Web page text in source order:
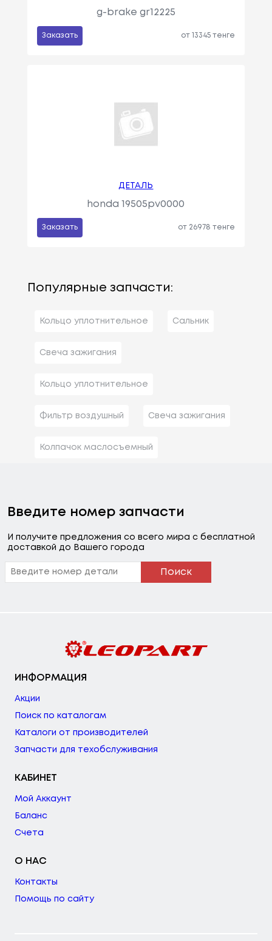
g-brake gr12225
Заказать от 13345 тенге
ДЕТАЛЬ
honda 19505pv0000
Заказать от 26978 тенге
Популярные запчасти:
Кольцо уплотнительное Сальник
Свеча зажигания
Кольцо уплотнительное
Фильтр воздушный Свеча зажигания
Колпачок маслосъемный
Введите номер запчасти
И получите предложения со всего мира с бесплатной
доставкой до Вашего города
Поиск
ИНФОРМАЦИЯ
Акции
Поиск по каталогам
Каталоги от производителей
Запчасти для техобслуживания
КАБИНЕТ
Мой Аккаунт
Баланс
Счета
О НАС
Контакты
Помощь по сайту